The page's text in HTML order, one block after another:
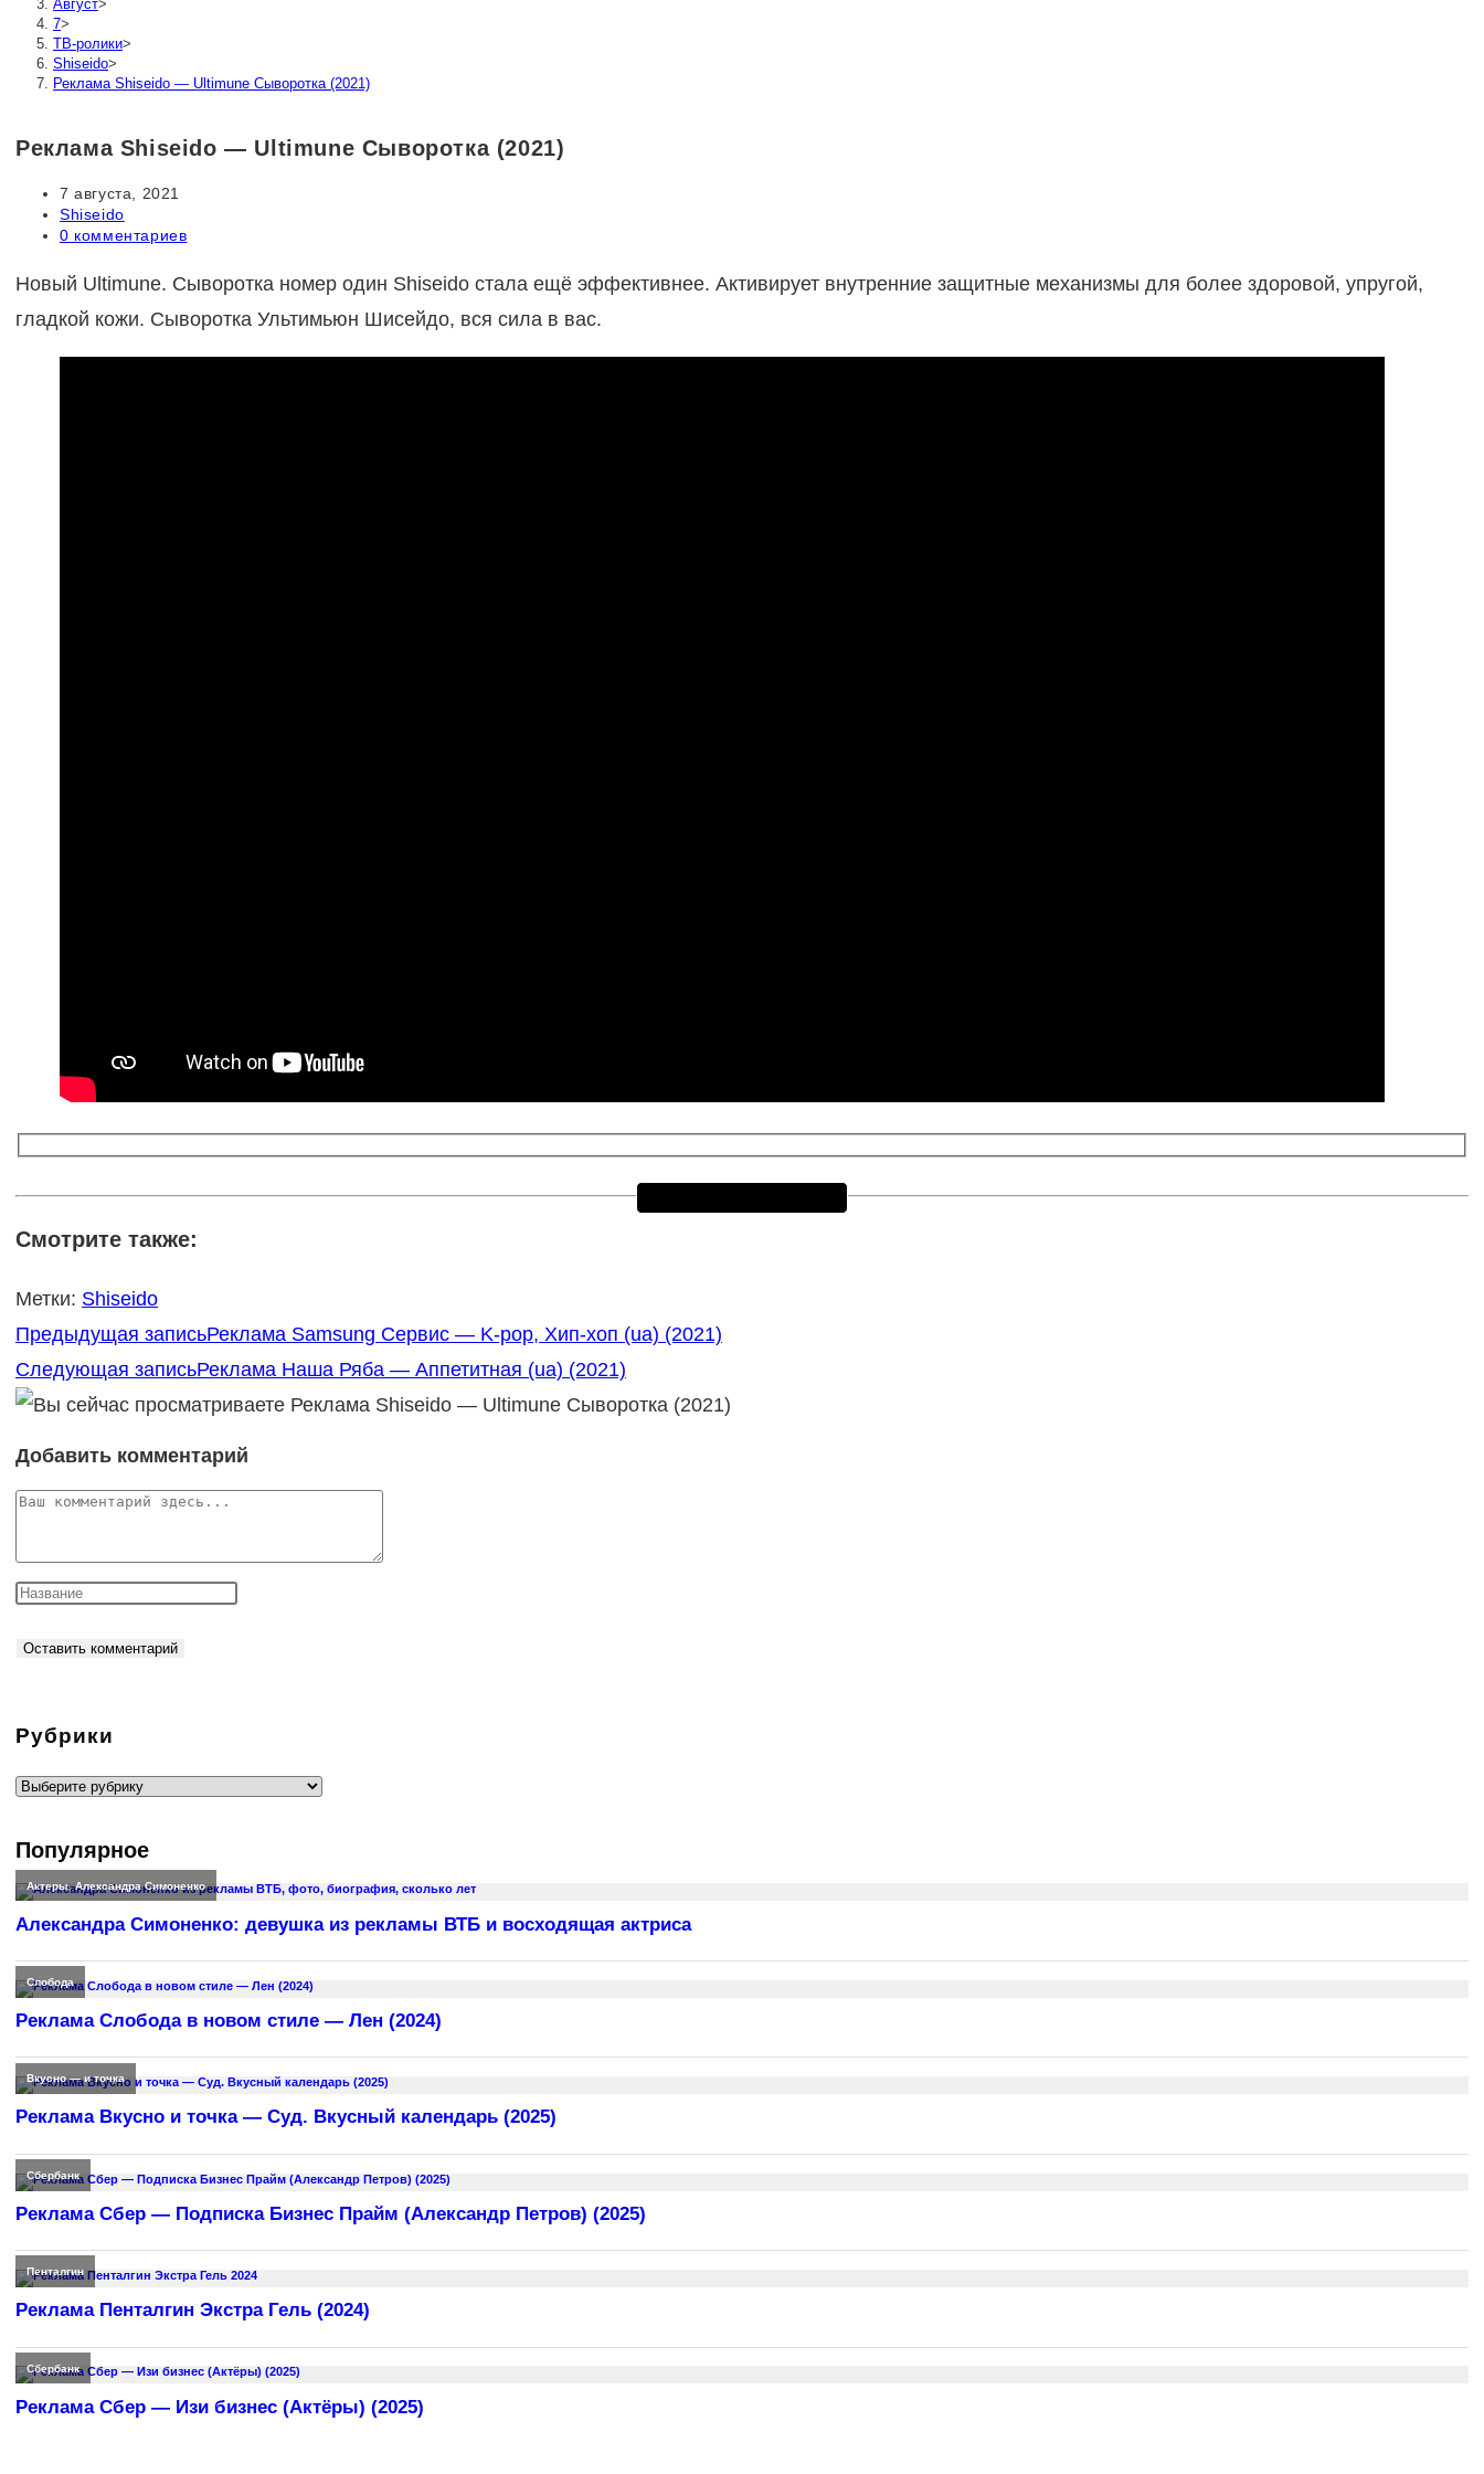
Август>
7>
ТВ-ролики>
Shiseido>
Реклама Shiseido — Ultimune Сыворотка (2021)
Реклама Shiseido — Ultimune Сыворотка (2021)
Запись
опубликована:
7 августа, 2021
Рубрика
записи:
Shiseido
Комментарии
записи:
0 комментариев
Новый Ultimune. Сыворотка номер один Shiseido стала ещё эффективнее. Активирует внутренние защитные механизмы для более здоровой, упругой,
гладкой кожи. Сыворотка Ультимьюн Шисейдо, вся сила в вас.
Смотрите также:
Метки: Shiseido
Еще
статьи
Предыдущая записьРеклама Samsung Сервис — K-pop, Хип-хоп (ua) (2021)
Следующая записьРеклама Наша Ряба — Аппетитная (ua) (2021)
Добавить комментарий
Комментарий
Рубрики
Рубрики
Популярное
Актеры,Александра Симоненко
Александра Симоненко: девушка из рекламы ВТБ и восходящая актриса
Слобода
Реклама Слобода в новом стиле — Лен (2024)
Вкусно — и точка
Реклама Вкусно и точка — Суд. Вкусный календарь (2025)
Сбербанк
Реклама Сбер — Подписка Бизнес Прайм (Александр Петров) (2025)
Пенталгин
Реклама Пенталгин Экстра Гель (2024)
Сбербанк
Реклама Сбер — Изи бизнес (Актёры) (2025)